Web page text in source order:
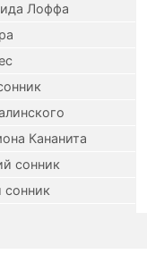
Лоффа
Кананита
сонник
сонник